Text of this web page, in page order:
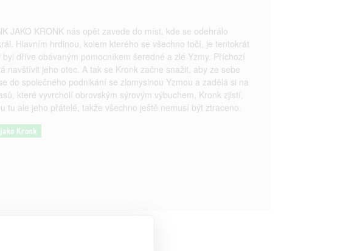
JAKO KRONK nás opět zavede do míst, kde se odehrálo
Hlavním hrdinou, kolem kterého se všechno točí, je tentokrát
dříve obávaným pomocníkem šeredné a zlé Yzmy. Příchozí
navštívit jeho otec. A tak se Kronk začne snažit, aby ze sebe
do společného podnikání se zlomyslnou Yzmou a zadělá si na
které vyvrcholí obrovským sýrovým výbuchem, Kronk zjistí,
tu ale jeho přátelé, takže všechno ještě nemusí být ztraceno.
Kronk